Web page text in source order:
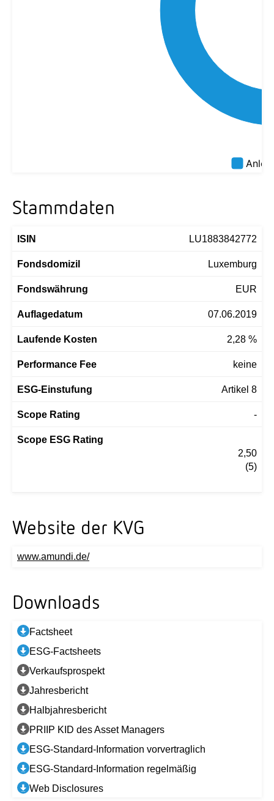
Stammdaten
ISIN LU1883842772
Fondsdomizil Luxemburg
Fondswährung EUR
Auflagedatum 07.06.2019
Laufende Kosten 2,28 %
Performance Fee keine
ESG-Einstufung Artikel 8
Scope Rating -
Scope ESG Rating
Website der KVG
www.amundi.de/
Downloads
Factsheet
ESG-Factsheets
Verkaufsprospekt
Jahresbericht
Halbjahresbericht
PRIIP KID des Asset Managers
ESG-Standard-Information vorvertraglich
ESG-Standard-Information regelmäßig
Web Disclosures